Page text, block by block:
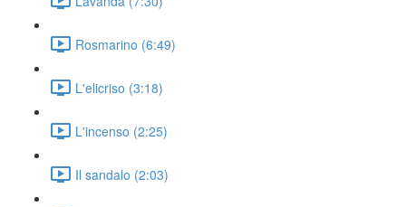
Rosmarino (6:49)
L'elicriso (3:18)
L'incenso (2:25)
Il sandalo (2:03)